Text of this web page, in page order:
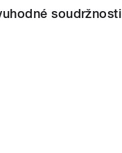
soudržnosti